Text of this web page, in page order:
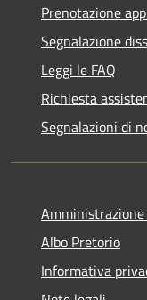
Prenotazione
Segnalazione
Leggi le FAQ
Richiesta
Segnalazioni di
Albo Pretorio
Informativa